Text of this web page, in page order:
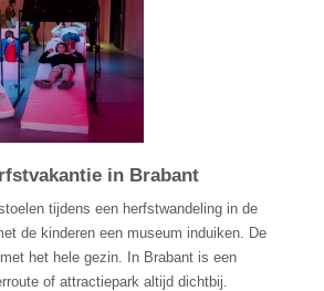
in Brabant
tijdens een herfstwandeling in de
de kinderen een museum induiken. De
het hele gezin. In Brabant is een
of attractiepark altijd dichtbij.